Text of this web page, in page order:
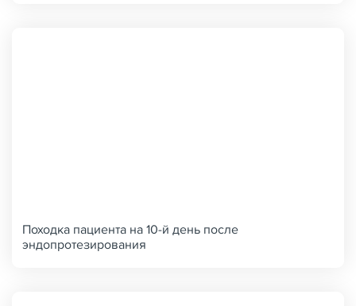
Походка пациента на 10-й день после
эндопротезирования